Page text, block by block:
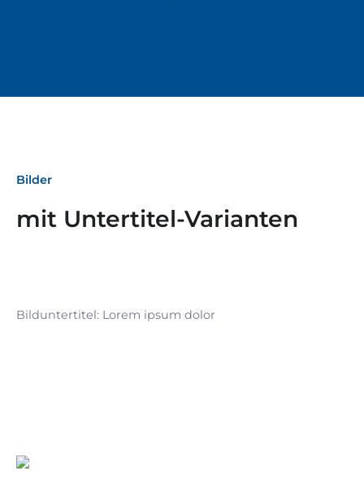
Bilder
mit Untertitel-Varianten
Bilduntertitel: Lorem ipsum dolor